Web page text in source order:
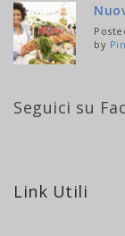
by
Seguici su
Link Utili